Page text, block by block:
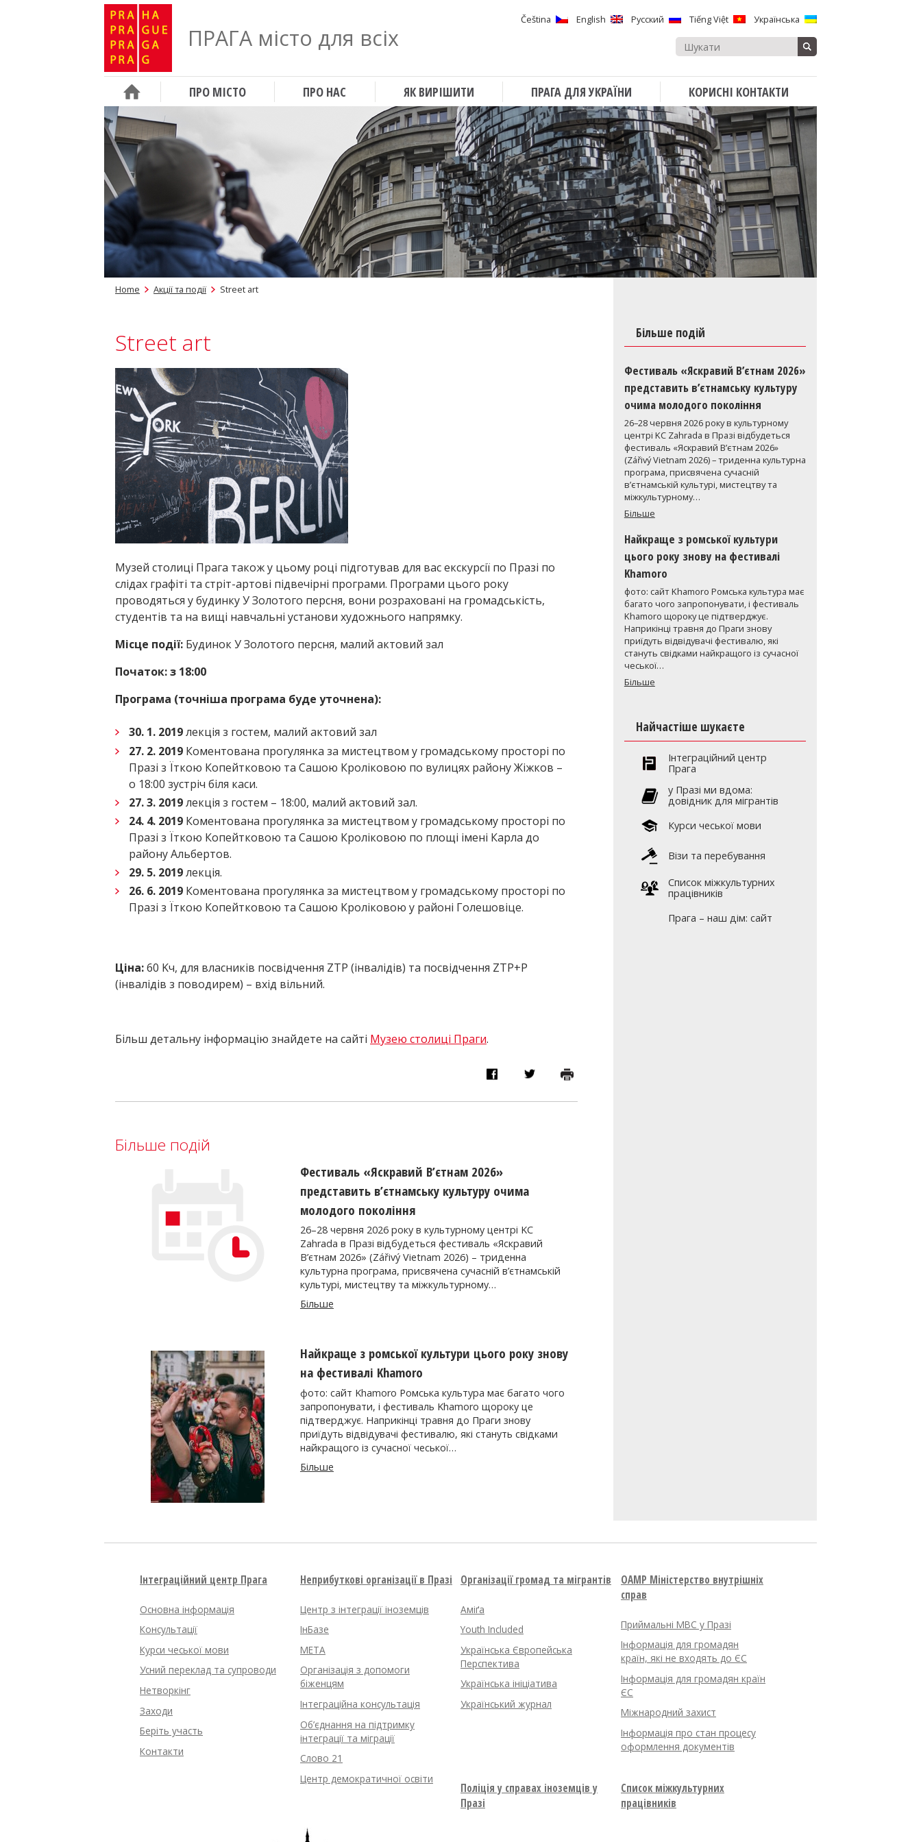
ПРАГА місто для всіх
Čeština English Русский Tiếng Việt Українська
ПРО МІСТО ПРО НАС ЯК ВИРІШИТИ ПРАГА ДЛЯ УКРАЇНИ КОРИСНІ КОНТАКТИ
Home Акції та події Street art
Street art
Музей столиці Прага також у цьому році підготував для вас екскурсії по Празі по
слідах графіті та стріт-артові підвечірні програми. Програми цього року
проводяться у будинку У Золотого персня, вони розраховані на громадськість,
студентів та на вищі навчальні установи художнього напрямку.
Місце події: Будинок У Золотого персня, малий актовий зал
Початок: з 18:00
Програма (точніша програма буде уточнена):
30. 1. 2019лекція з гостем, малий актовий зал
27. 2. 2019 Коментована прогулянка за мистецтвом у громадському просторі по
Празі з Їткою Копейтковою та Сашою Кроліковою по вулицях району Жіжков –
о 18:00 зустріч біля каси.
27. 3. 2019лекція з гостем – 18:00, малий актовий зал.
24. 4. 2019 Коментована прогулянка за мистецтвом у громадському просторі по
Празі з Їткою Копейтковою та Сашою Кроліковою по площі імені Карла до
району Альбертов.
29. 5. 2019лекція.
26. 6. 2019 Коментована прогулянка за мистецтвом у громадському просторі по
Празі з Їткою Копейтковою та Сашою Кроліковою у районі Голешовіце.
Ціна:60 Kч, для власників посвідчення ZTP (інвалідів) та посвідчення ZTP+P
(інвалідів з поводирем) – вхід вільний.
Більш детальну інформацію знайдете на сайті Музею столиці Праги.
Більше подій
Фестиваль «Яскравий В’єтнам 2026»
представить в’єтнамську культуру очима
молодого покоління
26–28 червня 2026 року в культурному центрі KC
Zahrada в Празі відбудеться фестиваль «Яскравий
В’єтнам 2026» (Zářivý Vietnam 2026) – триденна
культурна програма, присвячена сучасній в’єтнамській
культурі, мистецтву та міжкультурному…
Більше
Найкраще з ромської культури цього року знову
на фестивалі Khamoro
фото: сайт Khamoro Ромська культура має багато чого
запропонувати, і фестиваль Khamoro щороку це
підтверджує. Наприкінці травня до Праги знову
приїдуть відвідувачі фестивалю, які стануть свідками
найкращого із сучасної чеської…
Більше
Більше подій
Фестиваль «Яскравий В’єтнам 2026»
представить в’єтнамську культуру
очима молодого покоління
26–28 червня 2026 року в культурному
центрі KC Zahrada в Празі відбудеться
фестиваль «Яскравий В’єтнам 2026»
(Zářivý Vietnam 2026) – триденна культурна
програма, присвячена сучасній
в’єтнамській культурі, мистецтву та
міжкультурному…
Більше
Найкраще з ромської культури
цього року знову на фестивалі
Khamoro
фото: сайт Khamoro Ромська культура має
багато чого запропонувати, і фестиваль
Khamoro щороку це підтверджує.
Наприкінці травня до Праги знову
приїдуть відвідувачі фестивалю, які
стануть свідками найкращого із сучасної
чеської…
Більше
Найчастіше шукаєте
Інтеграційний центр
Прага
y Празі ми вдома:
довідник для мігрантів
Курси чеської мови
Візи та перебування
Список міжкультурних
працівників
Прага – наш дім: сайт
Інтеграційний центр Прага
Основна інформація
Консультації
Курси чеської мови
Усний переклад та супроводи
Нетворкінг
Заходи
Беріть участь
Контакти
Неприбуткові організації в Празі
Центр з інтеграції іноземців
ІнБазе
META
Організація з допомоги
біженцям
Інтеграційна консультація
Об’єднання на підтримку
інтеграції та міграції
Слово 21
Центр демократичної освіти
Організації громад та мігрантів
Аміґа
Youth Included
Українська Європейська
Перспектива
Українська ініціатива
Український журнал
OAMP Міністерство внутрішніх
справ
Приймальні МВС у Празі
Інформація для громадян
країн, які не входять до ЄС
Інформація для громадян країн
ЄС
Міжнародний захист
Інформація про стан процесу
оформлення документів
Поліція у справах іноземців у
Празі
Список міжкультурних
працівників